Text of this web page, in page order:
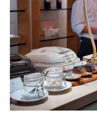
專人現作蛋料理區，提
蛋捲跟水煮蛋，熱騰